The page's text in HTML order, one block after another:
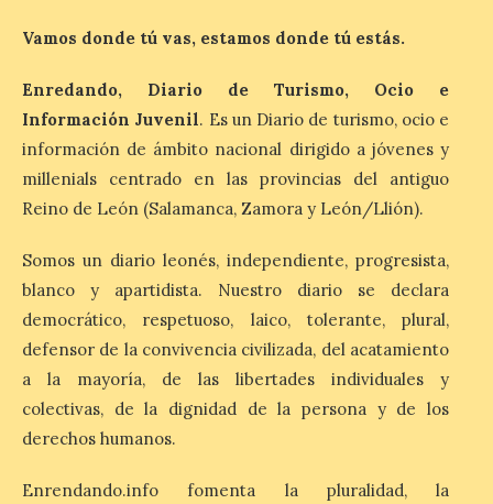
media de la mañana,
León’, podrá visitarse hasta finales del
mes de noviembre, con […]
La Bañeza inicia sus
fiestas con el pregón a
Matilla
8 Ago 2026
El Ayuntamiento de La
Bañeza designa a Arturo
Martínez Matilla como
2026. Tendrá lugar este
teatro municipal de La Bañeza. El
Vamos donde tú vas, estamos donde tú estás.
Enredando, Diario de Turismo, Ocio e
Información Juvenil. Es un Diario de turismo, ocio e
información de ámbito nacional dirigido a jóvenes y
millenials centrado en las provincias del antiguo
Reino de León (Salamanca, Zamora y León/Llión).
Somos un diario leonés, independiente, progresista,
blanco y apartidista. Nuestro diario se declara
democrático, respetuoso, laico, tolerante, plural,
defensor de la convivencia civilizada, del acatamiento
a la mayoría, de las libertades individuales y
colectivas, de la dignidad de la persona y de los
derechos humanos.
Enrendando.info fomenta la pluralidad, la